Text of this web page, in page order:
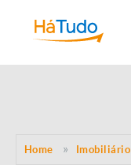
Home Imobiliário